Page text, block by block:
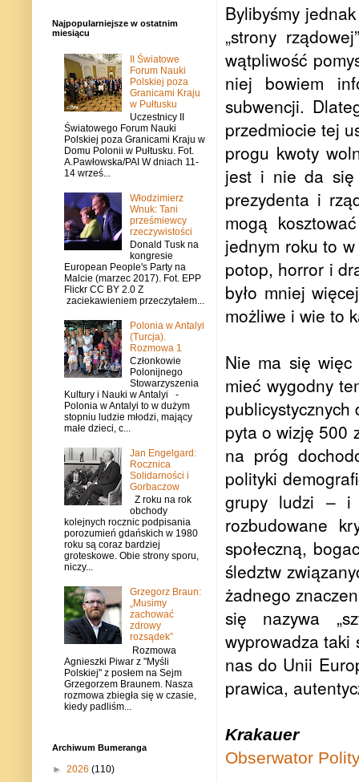
Bylibyśmy
„strony
wątpliwość
niej bowiem
subwencji.
przedmiocie tej
progu kwoty
jest i nie da się
prezydenta i
mogą
jednym roku to
potop, horror i
było mniej
możliwe i wie to
Nie ma się więc
mieć wygodny
pyta o wizję 500
na próg
polityki
grupy ludzi – i
rozbudowane
społeczną,
śledztw
żadnego
się nazywa
wyprowadza taki
nas do Unii
prawica,
Krakauer
Obserwator
Najpopularniejsze w ostatnim
miesiącu
II Światowe
Forum Nauki
Polskiej poza
Granicami Kraju
w Pułtusku
Uczestnicy II
Światowego Forum Nauki
Polskiej poza Granicami Kraju w
Domu Polonii w Pułtusku. Fot.
A.Pawłowska/PAI W dniach 11-
14 wrześ...
Włodzimierz
Wnuk: Tani
prześmiewcy
rzeczywistości
Donald Tusk na
kongresie
European People's Party na
Malcie (marzec 2017). Fot. EPP
Flickr CC BY 2.0 Z
zaciekawieniem przeczytałem...
Polonia w Antalyi
(Turcja).
Rozmowa 1
Członkowie
Polonijnego
Stowarzyszenia
Kultury i Nauki w Antalyi -
Polonia w Antalyi to w dużym
stopniu ludzie młodzi, mający
małe dzieci, c...
Jan Engelgard:
Rocznica
Solidarności i
Gorbaczow
Z roku na rok
obchody
kolejnych rocznic podpisania
porozumień gdańskich w 1980
roku są coraz bardziej
groteskowe. Obie strony sporu,
niczy...
Grzegorz Braun:
„Musimy
zachować
zdrowy
rozsądek”
Rozmowa
Agnieszki Piwar z "Myśli
Polskiej" z posłem na Sejm
Grzegorzem Braunem. Nasza
rozmowa zbiegła się w czasie,
kiedy padliśm...
Archiwum Bumeranga
► 2026 (110)